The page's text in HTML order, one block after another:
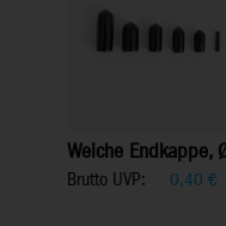
Weiche Endkappe,
Brutto UVP: 0,40 €